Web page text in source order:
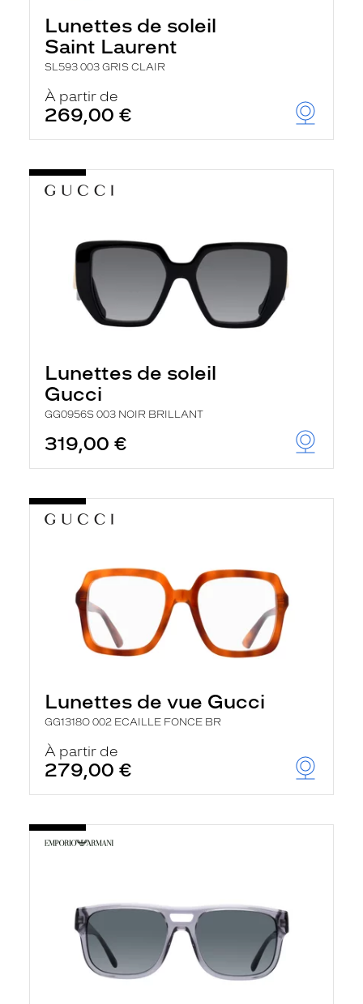
Lunettes de soleil
Saint Laurent
SL593 003 GRIS CLAIR
À partir de
269,00 €
Lunettes de soleil
Gucci
GG0956S 003 NOIR BRILLANT
319,00 €
Lunettes de vue Gucci
GG1318O 002 ECAILLE FONCE BR
À partir de
279,00 €